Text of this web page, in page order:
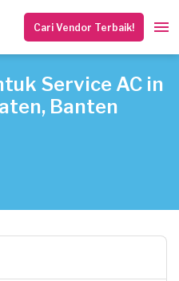
Cari Vendor Terbaik!
Service AC in
Banten